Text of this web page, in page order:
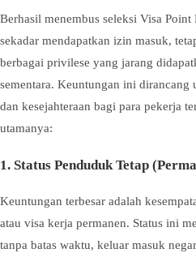
Berhasil menembus seleksi Visa
sekadar mendapatkan izin masuk,
berbagai privilese yang jarang
sementara. Keuntungan ini dirancang
dan kesejahteraan bagi para pekerja
utamanya:
1. Status Penduduk Tetap
Keuntungan terbesar adalah
atau visa kerja permanen. Status ini
tanpa batas waktu, keluar masuk